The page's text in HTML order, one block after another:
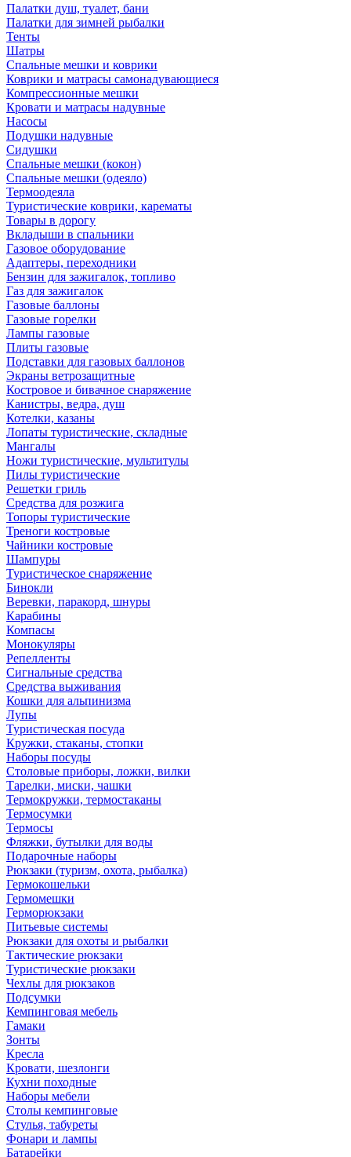
Палатки душ, туалет, бани
Палатки для зимней рыбалки
Тенты
Шатры
Спальные мешки и коврики
Коврики и матрасы самонадувающиеся
Компрессионные мешки
Кровати и матрасы надувные
Насосы
Подушки надувные
Сидушки
Спальные мешки (кокон)
Спальные мешки (одеяло)
Термоодеяла
Туристические коврики, карематы
Товары в дорогу
Вкладыши в спальники
Газовое оборудование
Адаптеры, переходники
Бензин для зажигалок, топливо
Газ для зажигалок
Газовые баллоны
Газовые горелки
Лампы газовые
Плиты газовые
Подставки для газовых баллонов
Экраны ветрозащитные
Костровое и бивачное снаряжение
Канистры, ведра, душ
Котелки, казаны
Лопаты туристические, складные
Мангалы
Ножи туристические, мультитулы
Пилы туристические
Решетки гриль
Средства для розжига
Топоры туристические
Треноги костровые
Чайники костровые
Шампуры
Туристическое снаряжение
Бинокли
Веревки, паракорд, шнуры
Карабины
Компасы
Монокуляры
Репелленты
Сигнальные средства
Средства выживания
Кошки для альпинизма
Лупы
Туристическая посуда
Кружки, стаканы, стопки
Наборы посуды
Столовые приборы, ложки, вилки
Тарелки, миски, чашки
Термокружки, термостаканы
Термосумки
Термосы
Фляжки, бутылки для воды
Подарочные наборы
Рюкзаки (туризм, охота, рыбалка)
Гермокошельки
Гермомешки
Герморюкзаки
Питьевые системы
Рюкзаки для охоты и рыбалки
Тактические рюкзаки
Туристические рюкзаки
Чехлы для рюкзаков
Подсумки
Кемпинговая мебель
Гамаки
Зонты
Кресла
Кровати, шезлонги
Кухни походные
Наборы мебели
Столы кемпинговые
Стулья, табуреты
Фонари и лампы
Батарейки